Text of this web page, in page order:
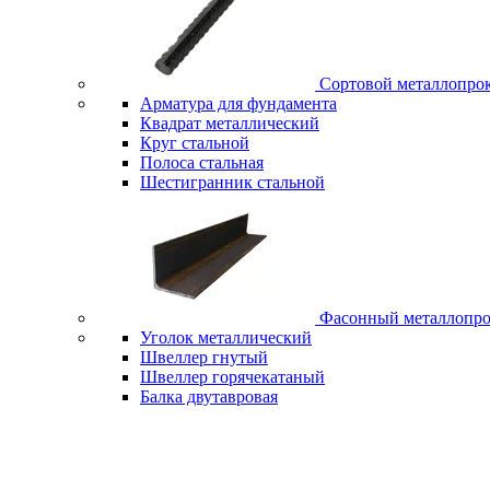
Сортовой
Арматура для фундамента
Квадрат металлический
Круг стальной
Полоса стальная
Шестигранник стальной
Фасонный
Уголок металлический
Швеллер гнутый
Швеллер горячекатаный
Балка двутавровая